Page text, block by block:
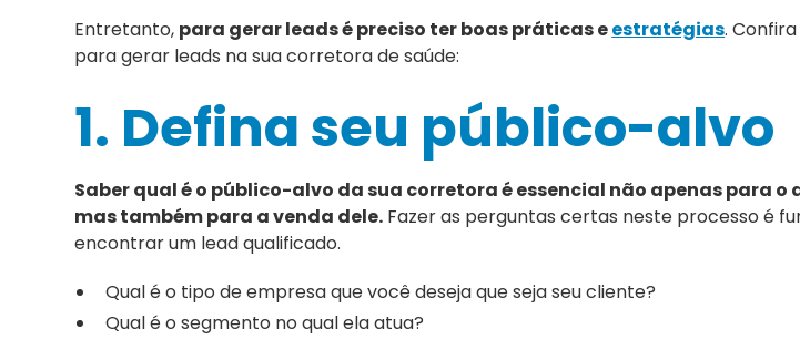
Entretanto, para gerar leads é preciso ter boas práticas eestratégias.
para gerar leads na sua corretora de saúde:
1. Defina seu público-alvo
Saber qual é o público-alvo da sua corretora é essencial não apenas para
mas também para a venda dele. Fazer as perguntas certas neste processo é
encontrar um lead qualificado.
Qual é o tipo de empresa que você deseja que seja seu cliente?
Qual é o segmento no qual ela atua?